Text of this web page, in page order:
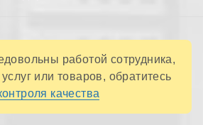
работой сотрудника,
или товаров, обратитесь
качества